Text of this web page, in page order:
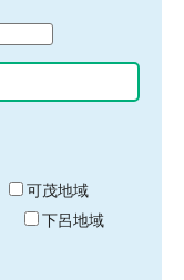
可茂地域
下呂地域